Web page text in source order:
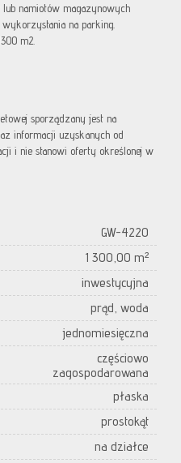
namiotów magazynowych
na parking.
m2.
sporządzany jest na
informacji uzyskanych od
i nie stanowi oferty określonej w
GW-4220
1 300,00 m²
inwestycyjna
prąd, woda
jednomiesięczna
częściowo
zagospodarowana
płaska
prostokąt
na działce